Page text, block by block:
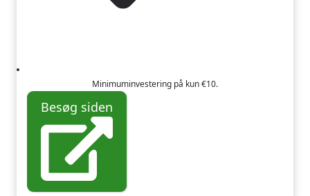
Minimuminvestering på kun €10.
Besøg siden